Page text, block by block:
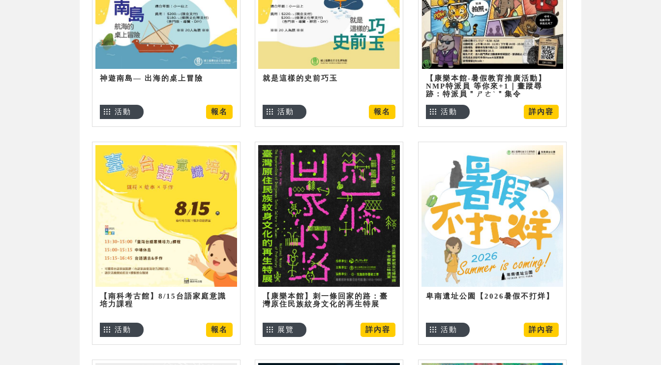
神遊南島— 出海的桌上冒險
報名
活動
就是這樣的史前巧玉
報名
活動
【康樂本館-暑假教育推廣活動】
NMP特派員 等你來+1｜畫蹤尋
跡：特派員＂ㄕㄜˋ＂集令
詳內容
活動
【南科考古館】8/15台語家庭意識
培力課程
報名
活動
【康樂本館】刺一條回家的路：臺
灣原住民族紋身文化的再生特展
詳內容
展覽
卑南遺址公園【2026暑假不打烊】
詳內容
活動